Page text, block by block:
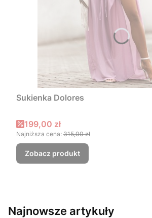
Sukienka Dolores
Cena promocyjna
199,00 zł
Najniższa cena: 315,00 zł
Zobacz produkt
Najnowsze artykuły